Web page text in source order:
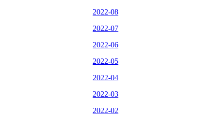
2022-08
2022-07
2022-06
2022-05
2022-04
2022-03
2022-02